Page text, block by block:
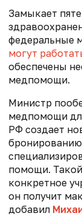
Замыкает
федеральные
могут
обеспечены
медпомощи.
Министр
медпомощи
РФ создает
помощи.
конкретное
он получит
добавил